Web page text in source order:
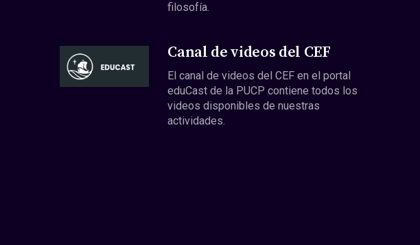
filosofía.
Canal de videos del CEF
El canal de videos del CEF en el portal
eduCast de la PUCP contiene todos los
videos disponibles de nuestras
actividades.